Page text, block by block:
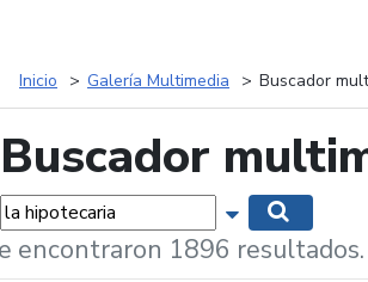
Inicio Galería Multimedia Buscador
Buscador
Mostrar
encontraron 1896 resultados.